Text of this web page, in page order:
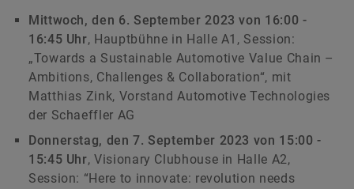
Mittwoch, den 6. September 2023 von 16:00 -
16:45 Uhr, Hauptbühne in Halle A1, Session:
„Towards a Sustainable Automotive Value Chain –
Ambitions, Challenges & Collaboration“, mit
Matthias Zink, Vorstand Automotive Technologies
der Schaeffler AG
Donnerstag, den 7. September 2023 von 15:00 -
15:45 Uhr, Visionary Clubhouse in Halle A2,
Session: “Here to innovate: revolution needs